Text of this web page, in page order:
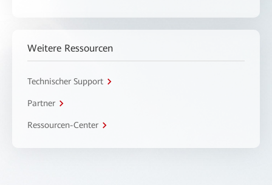
Weitere Ressourcen
Technischer Support
Partner
Ressourcen-Center